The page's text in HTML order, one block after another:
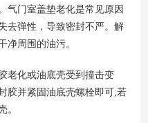
气门室盖垫老化是常见原因
去弹性，导致密封不严。解
净周围的油污。
老化或油底壳受到撞击变
胶并紧固油底壳螺栓即可;若
。